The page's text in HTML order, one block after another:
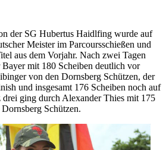
der SG Hubertus Haidlfing wurde auf
Meister im Parcoursschießen und
aus dem Vorjahr. Nach zwei Tagen
mit 180 Scheiben deutlich vor
von den Dornsberg Schützen, der
und insgesamt 176 Scheiben noch auf
drei ging durch Alexander Thies mit 175
Schützen.